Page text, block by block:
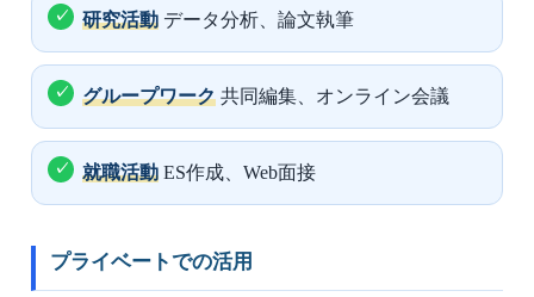
研究活動 データ分析、論文執筆
グループワーク 共同編集、オンライン会議
就職活動 ES作成、Web面接
プライベートでの活用